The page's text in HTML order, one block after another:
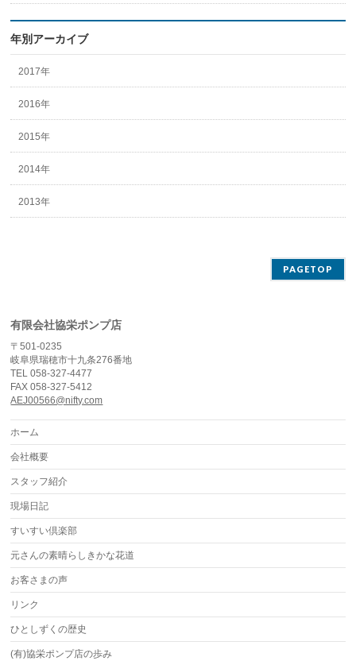
年別アーカイブ
2017年
2016年
2015年
2014年
2013年
PAGETOP
有限会社協栄ポンプ店
〒501-0235
岐阜県瑞穂市十九条276番地
TEL 058-327-4477
FAX 058-327-5412
AEJ00566@nifty.com
ホーム
会社概要
スタッフ紹介
現場日記
すいすい倶楽部
元さんの素晴らしきかな花道
お客さまの声
リンク
ひとしずくの歴史
(有)協栄ポンプ店の歩み